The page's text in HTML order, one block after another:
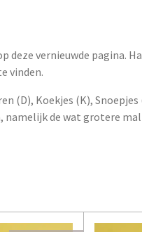
deze vernieuwde pagina.
vinden.
(D), Koekjes (K),
namelijk de wat grotere